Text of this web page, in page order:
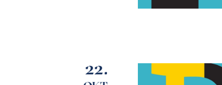
22.